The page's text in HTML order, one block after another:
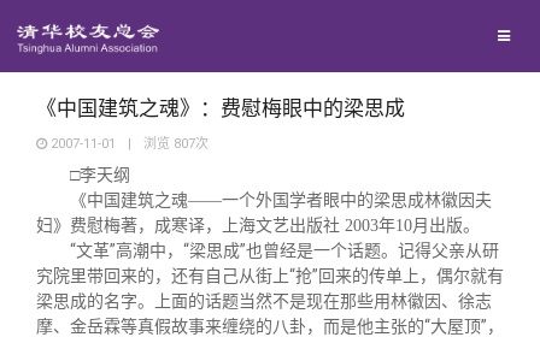
西南联大校友会
义工计划
新媒体平台
青春风采
校友讲坛
校友视界
《中国建筑之魂》：费慰梅眼中的梁思成
2007-11-01 | 浏览 807次
□李天纲
《中国建筑之魂——一个外国学者眼中的梁思成林徽因夫
妇》费慰梅著，成寒译，上海文艺出版社 2003年10月出版。
“文革”高潮中，“梁思成”也曾经是一个话题。记得父亲从研
究院里带回来的，还有自己从街上“抢”回来的传单上，偶尔就有
梁思成的名字。上面的话题当然不是现在那些用林徽因、徐志
摩、金岳霖等真假故事来缠绕的八卦，而是他主张的“大屋顶”，